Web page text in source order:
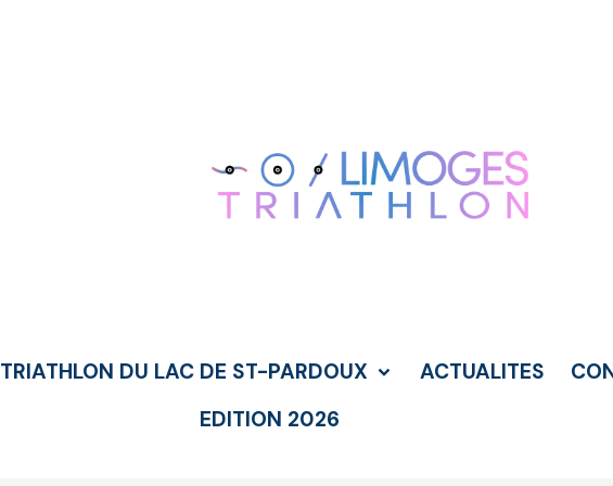
TRIATHLON DU LAC DE ST-PARDOUX ACTUALITES
EDITION 2026